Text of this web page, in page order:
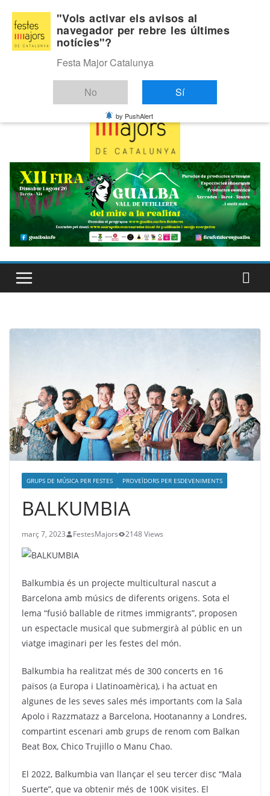
content
Dijous, agost 6, 2026
Última:
GRUPS DE MÚSICA PER FESTES PROVEÏDORS PER ESDEVENIMENTS
BALKUMBIA
març 7, 2023 FestesMajors 2148 Views
Balkumbia és un projecte multicultural nascut a
Barcelona amb músics de diferents origens. Sota el
lema “fusió ballable de ritmes immigrants”, proposen
un espectacle musical que submergirà al públic en un
viatge imaginari per les festes del món.
Balkumbia ha realitzat més de 300 concerts en 16
països (a Europa i Llatinoamèrica), i ha actuat en
algunes de les seves sales més importants com la Sala
Apolo i Razzmatazz a Barcelona, Hootananny a Londres,
compartint escenari amb grups de renom com Balkan
Beat Box, Chico Trujillo o Manu Chao.
El 2022, Balkumbia van llançar el seu tercer disc “Mala
Suerte”, que va obtenir més de 100K visites. El
"Vols activar els avisos al
navegador per rebre les últimes
notícies"?
Festa Major Catalunya
No Sí
by PushAlert